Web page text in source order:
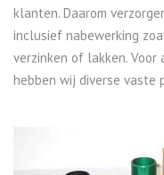
klanten. Daarom
inclusief nabewerking
verzinken of lakken.
hebben wij diverse vaste